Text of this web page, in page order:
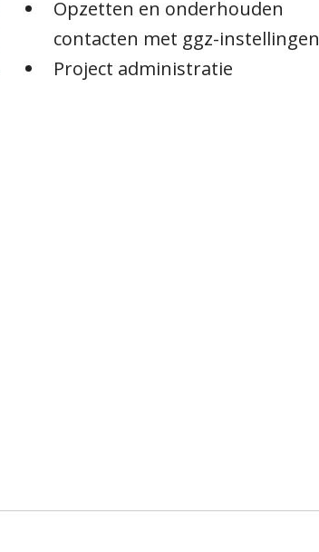
Opzetten en onderhouden
contacten met ggz-instellingen
Project administratie